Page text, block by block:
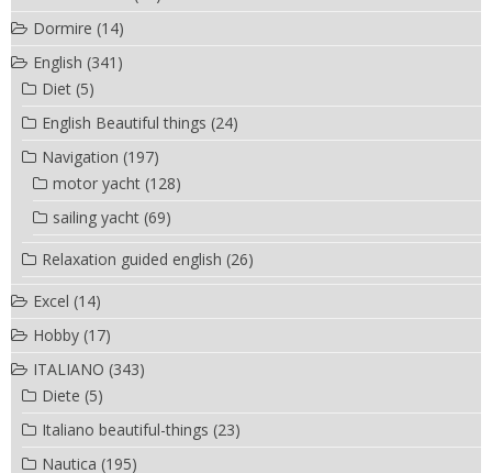
Dormire (14)
English (341)
Diet (5)
English Beautiful things (24)
Navigation (197)
motor yacht (128)
sailing yacht (69)
Relaxation guided english (26)
Excel (14)
Hobby (17)
ITALIANO (343)
Diete (5)
Italiano beautiful-things (23)
Nautica (195)